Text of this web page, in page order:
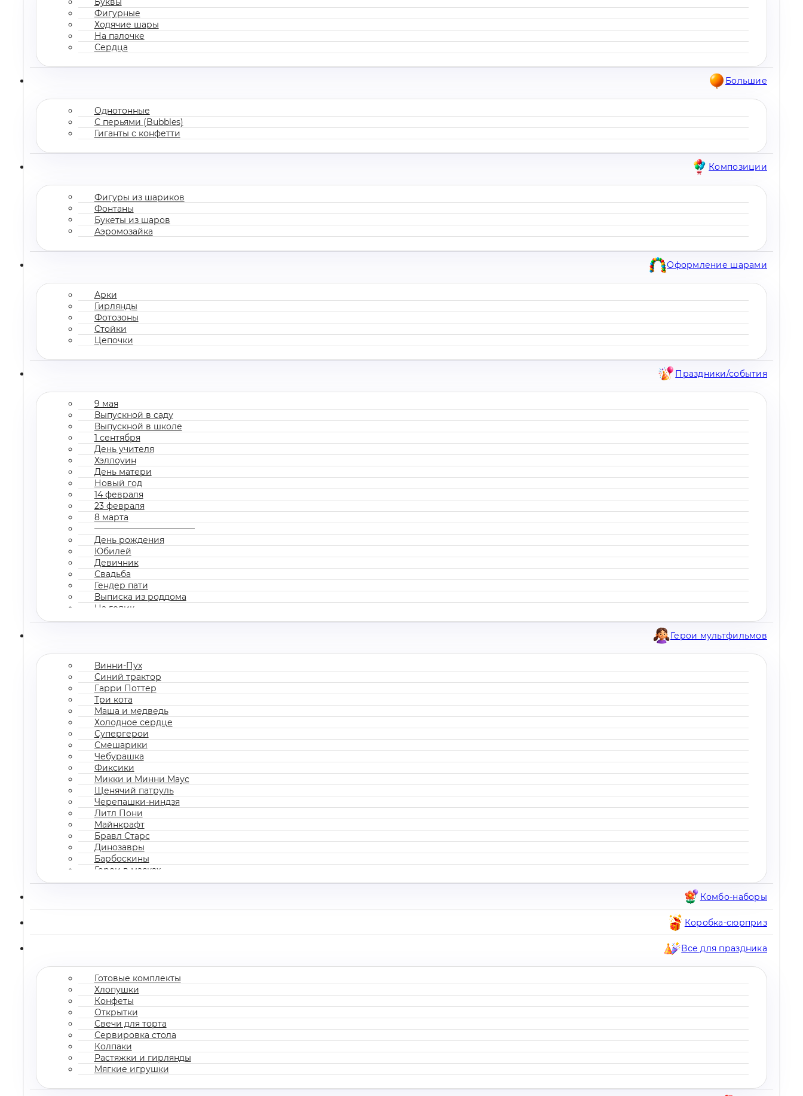
Фигурные
Ходячие шары
На палочке
Сердца
Большие
Однотонные
С перьями (Bubbles)
Гиганты с конфетти
Композиции
Фигуры из шариков
Фонтаны
Букеты из шаров
Аэромозайка
Оформление шарами
Арки
Гирлянды
Фотозоны
Стойки
Цепочки
Праздники/события
9 мая
Выпускной в саду
Выпускной в школе
1 сентября
День учителя
Хэллоуин
День матери
Новый год
14 февраля
23 февраля
8 марта
————————————
День рождения
Юбилей
Девичник
Свадьба
Гендер пати
Выписка из роддома
На годик
Корпоратив
Герои мультфильмов
Винни-Пух
Синий трактор
Гарри Поттер
Три кота
Маша и медведь
Холодное сердце
Супергерои
Смешарики
Чебурашка
Фиксики
Микки и Минни Маус
Щенячий патруль
Черепашки-ниндзя
Литл Пони
Майнкрафт
Бравл Старс
Динозавры
Барбоскины
Герои в масках
Все мультгерои
Комбо-наборы
Коробка-сюрприз
Все для праздника
Готовые комплекты
Хлопушки
Конфеты
Открытки
Свечи для торта
Сервировка стола
Колпаки
Растяжки и гирлянды
Мягкие игрушки